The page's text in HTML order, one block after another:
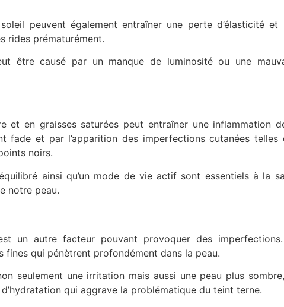
peuvent également entraîner une perte d’élasticité et
rides prématurément.
être causé par un manque de luminosité ou une
et en graisses saturées peut entraîner une inflammation
fade et par l’apparition des imperfections cutanées telles
noirs.
ainsi qu’un mode de vie actif sont essentiels à la
notre peau.
un autre facteur pouvant provoquer des
qui pénètrent profondément dans la peau.
seulement une irritation mais aussi une peau plus
qui aggrave la problématique du teint terne.